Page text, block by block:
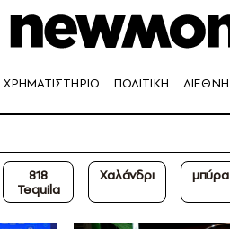
ΧΡΗΜΑΤΙΣΤΗΡΙΟ ΠΟΛΙΤΙΚΗ ΔΙΕΘΝΗ
818
Tequila
Χαλάνδρι μπύρα